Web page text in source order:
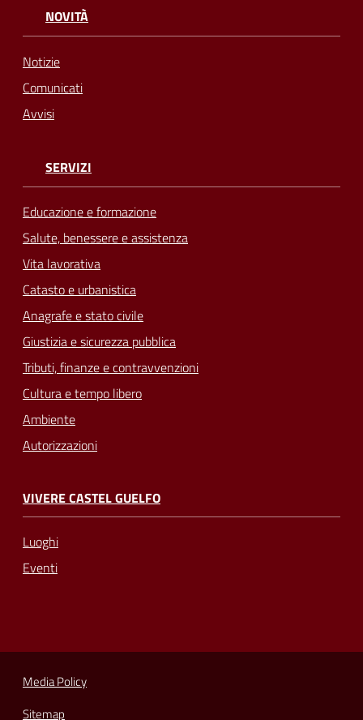
NOVITÀ
Notizie
Comunicati
Avvisi
SERVIZI
Educazione e formazione
Salute, benessere e assistenza
Vita lavorativa
Catasto e urbanistica
Anagrafe e stato civile
Giustizia e sicurezza pubblica
Tributi, finanze e contravvenzioni
Cultura e tempo libero
Ambiente
Autorizzazioni
VIVERE CASTEL GUELFO
Luoghi
Eventi
Media Policy
Sitemap